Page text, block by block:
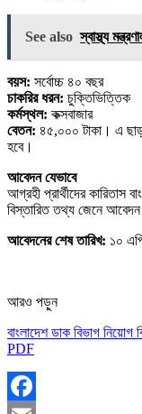
See also স্বাস্থ্য
বয়স: সর্বোচ্চ ৪০ বছর
চাকরির ধরন: চুক্তিভিত্তিক
কর্মস্থল: কক্সবাজার
বেতন: ৪৫,০০০ টাকা। এ ছাড়া
হবে।
আবেদন যেভাবে
আগ্রহী প্রার্থীদের কারিতাস
বিস্তারিত তথ্য জেনে
আবেদনের শেষ তারিখ: ১০
আরও পড়ুন
বাংলাদেশ ডাক বিভাগ
PDF